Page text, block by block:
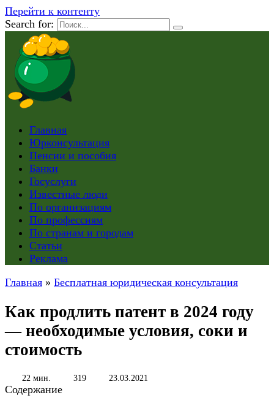
Перейти к контенту
Search for:
Главная
Юрконсультация
Пенсии и пособия
Банки
Госуслуги
Известные люди
По организациям
По профессиям
По странам и городам
Статьи
Реклама
Главная » Бесплатная юридическая консультация
Как продлить патент в 2024 году
— необходимые условия, соки и
стоимость
22 мин. 319 23.03.2021
Содержание